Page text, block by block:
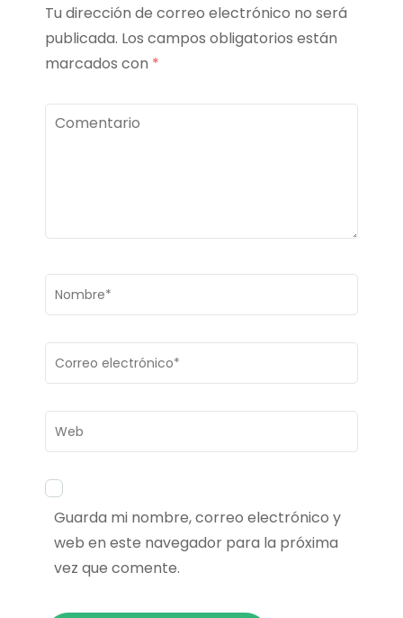
Tu dirección de correo electrónico no será
publicada. Los campos obligatorios están
marcados con *
Comentario
Nombre *
Correo
electrónico*
Web
Guarda mi nombre, correo electrónico y
web en este navegador para la próxima
vez que comente.